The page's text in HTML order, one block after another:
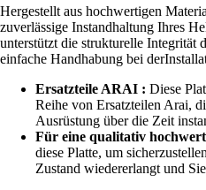
Hergestellt aus hochwertigen
zuverlässige Instandhaltung Ihres
unterstützt die strukturelle Integrität
einfache Handhabung bei
Ersatzteile ARAI : Diese
Reihe von Ersatzteilen Arai,
Ausrüstung über die Zeit
Für eine qualitativ
diese Platte, um
Zustand wiedererlangt und